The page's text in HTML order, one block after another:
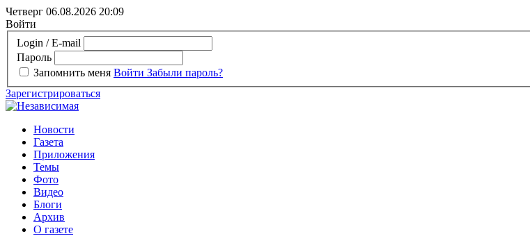
Четверг 06.08.2026 20:09
Войти
Login / E-mail
Пароль
Запомнить меня Войти Забыли пароль?
Зарегистрироваться
Новости
Газета
Приложения
Темы
Фото
Видео
Блоги
Архив
О газете